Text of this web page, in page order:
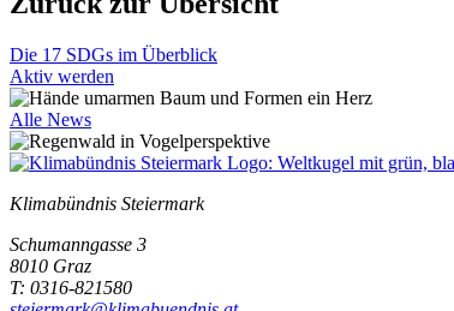
Die 17 SDGs im Überblick
Aktiv werden
Alle News
Klimabündnis Steiermark
Schumanngasse 3
8010 Graz
T: 0316-821580